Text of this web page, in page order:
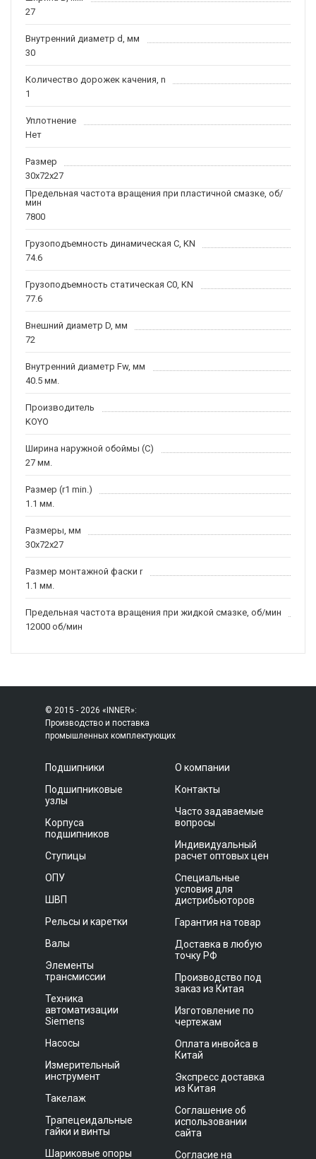
27
Внутренний диаметр d, мм
30
Количество дорожек качения, n
1
Уплотнение
Нет
Размер
30x72x27
Предельная частота вращения при пластичной смазке, об/
мин
7800
Грузоподъемность динамическая C, KN
74.6
Грузоподъемность статическая C0, KN
77.6
Внешний диаметр D, мм
72
Внутренний диаметр Fw, мм
40.5 мм.
Производитель
KOYO
Ширина наружной обоймы (C)
27 мм.
Размер (r1 min.)
1.1 мм.
Размеры, мм
30x72x27
Размер монтажной фаски r
1.1 мм.
Предельная частота вращения при жидкой смазке, об/мин
12000 об/мин
© 2015 - 2026 «INNER»:
Производство и поставка
промышленных комплектующих
Подшипники
Подшипниковые
узлы
Корпуса
подшипников
Ступицы
ОПУ
ШВП
Рельсы и каретки
Валы
Элементы
трансмиссии
Техника
автоматизации
Siemens
Насосы
Измерительный
инструмент
Такелаж
Трапецеидальные
гайки и винты
Шариковые опоры
О компании
Контакты
Часто задаваемые
вопросы
Индивидуальный
расчет оптовых цен
Специальные
условия для
дистрибьюторов
Гарантия на товар
Доставка в любую
точку РФ
Производство под
заказ из Китая
Изготовление по
чертежам
Оплата инвойса в
Китай
Экспресс доставка
из Китая
Соглашение об
использовании
сайта
Согласие на